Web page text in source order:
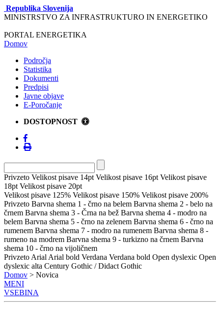
Republika Slovenija
MINISTRSTVO ZA INFRASTRUKTURO IN ENERGETIKO
PORTAL ENERGETIKA
Domov
Področja
Statistika
Dokumenti
Predpisi
Javne objave
E-Poročanje
DOSTOPNOST
Privzeto Velikost pisave 14pt Velikost pisave 16pt Velikost pisave
18pt Velikost pisave 20pt
Velikost pisave 125% Velikost pisave 150% Velikost pisave 200%
Privzeto Barvna shema 1 - črno na belem Barvna shema 2 - belo na
črnem Barvna shema 3 - Črna na bež Barvna shema 4 - modro na
belem Barvna shema 5 - črno na zelenem Barvna shema 6 - črno na
rumenem Barvna shema 7 - modro na rumenem Barvna shema 8 -
rumeno na modrem Barvna shema 9 - turkizno na črnem Barvna
shema 10 - črno na vijoličnem
Privzeto Arial Arial bold Verdana Verdana bold Open dyslexic Open
dyslexic alta Century Gothic / Didact Gothic
Domov > Novica
MENI
VSEBINA